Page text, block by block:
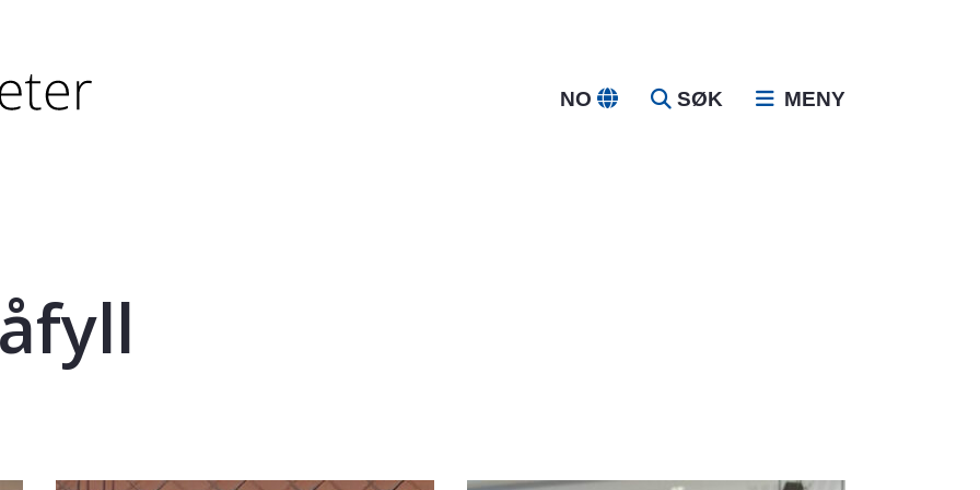
eller - (minus) for å forminske.
eller - (minus) for å forminske.
NO SØK MENY